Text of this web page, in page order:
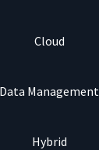
Cloud
Data Management
Hybrid